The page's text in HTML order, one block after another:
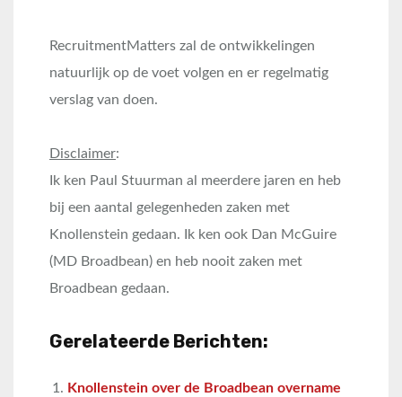
RecruitmentMatters zal de ontwikkelingen
natuurlijk op de voet volgen en er regelmatig
verslag van doen.
Disclaimer:
Ik ken Paul Stuurman al meerdere jaren en heb
bij een aantal gelegenheden zaken met
Knollenstein gedaan. Ik ken ook Dan McGuire
(MD Broadbean) en heb nooit zaken met
Broadbean gedaan.
Gerelateerde Berichten:
Knollenstein over de Broadbean overname